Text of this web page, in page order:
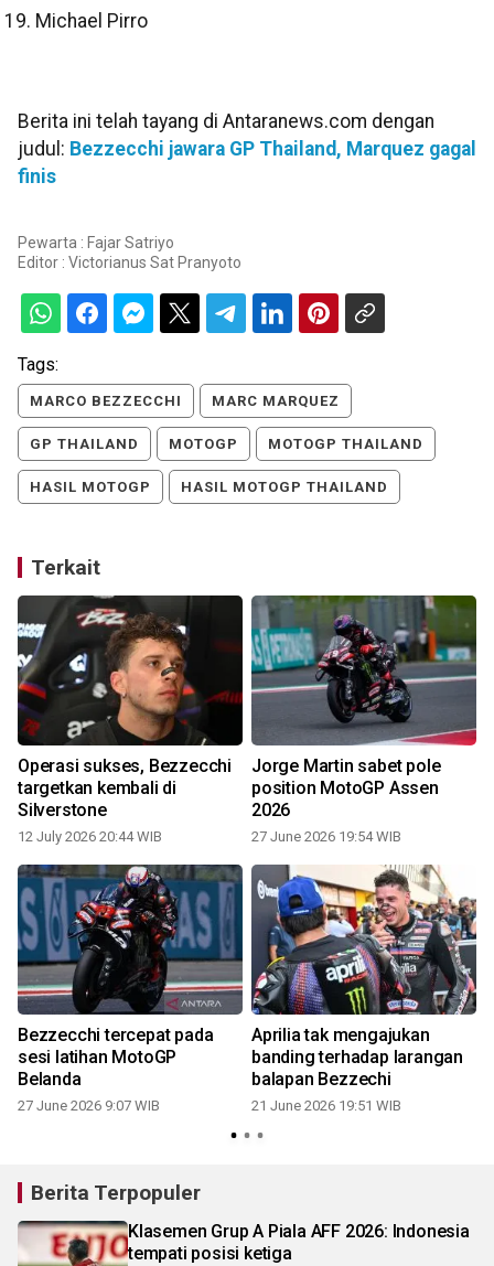
Michael Pirro
Berita ini telah tayang di Antaranews.com dengan
judul: Bezzecchi jawara GP Thailand, Marquez gagal
finis
Pewarta : Fajar Satriyo
Editor : Victorianus Sat Pranyoto
Tags:
MARCO BEZZECCHI MARC MARQUEZ
GP THAILAND MOTOGP MOTOGP THAILAND
HASIL MOTOGP HASIL MOTOGP THAILAND
Terkait
Operasi sukses, Bezzecchi
targetkan kembali di
Silverstone
12 July 2026 20:44 WIB
Jorge Martin sabet pole
position MotoGP Assen
2026
27 June 2026 19:54 WIB
Bezzecchi tercepat pada
sesi latihan MotoGP
Belanda
27 June 2026 9:07 WIB
Aprilia tak mengajukan
banding terhadap larangan
balapan Bezzechi
21 June 2026 19:51 WIB
Berita Terpopuler
Klasemen Grup A Piala AFF 2026: Indonesia
tempati posisi ketiga